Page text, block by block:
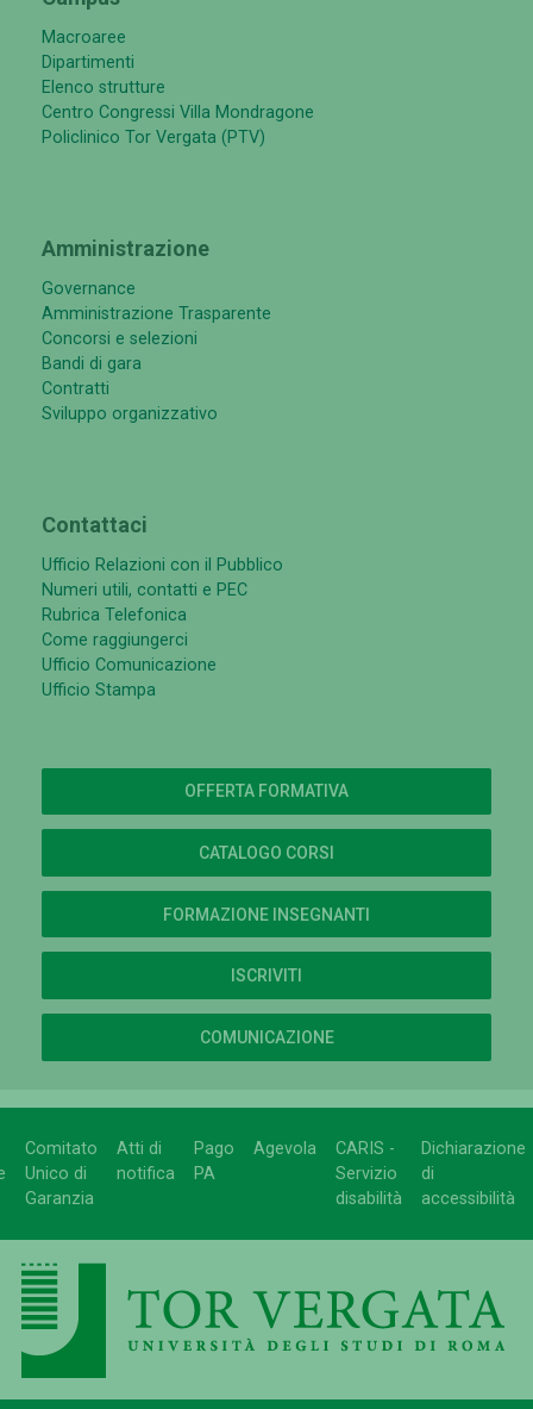
Macroaree
Dipartimenti
Elenco strutture
Centro Congressi Villa Mondragone
Policlinico Tor Vergata (PTV)
Amministrazione
Governance
Amministrazione Trasparente
Concorsi e selezioni
Bandi di gara
Contratti
Sviluppo organizzativo
Contattaci
Ufficio Relazioni con il Pubblico
Numeri utili, contatti e PEC
Rubrica Telefonica
Come raggiungerci
Ufficio Comunicazione
Ufficio Stampa
OFFERTA FORMATIVA
CATALOGO CORSI
FORMAZIONE INSEGNANTI
ISCRIVITI
COMUNICAZIONE
Comitato
Unico di
Garanzia
Atti di
notifica
Pago
PA
Agevola
CARIS -
Servizio
disabilità
Dichiarazione
di
accessibilità